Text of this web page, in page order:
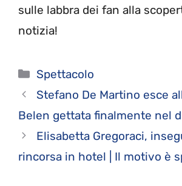
sulle labbra dei fan alla
notizia!
Categorie
Spettacolo
Stefano De Martino esce
Belen gettata finalmente nel
Elisabetta Gregoraci,
rincorsa in hotel | Il motivo è